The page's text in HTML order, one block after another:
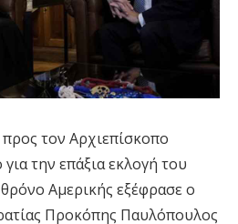
τον Αρχιεπίσκοπο
την επάξια εκλογή του
Αμερικής εξέφρασε ο
Προκόπης Παυλόπουλος